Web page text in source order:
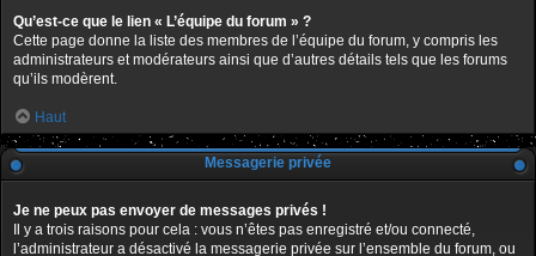
Qu’est-ce que le lien « L’équipe du forum » ?
Cette page donne la liste des membres de l’équipe du forum, y compris les
administrateurs et modérateurs ainsi que d’autres détails tels que les forums
qu’ils modèrent.
Haut
Messagerie privée
Je ne peux pas envoyer de messages privés !
Il y a trois raisons pour cela : vous n’êtes pas enregistré et/ou connecté,
l’administrateur a désactivé la messagerie privée sur l’ensemble du forum, ou